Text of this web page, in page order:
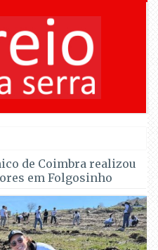
entram em fas
de Coimbra realizou
em Folgosinho